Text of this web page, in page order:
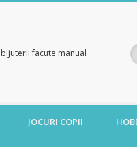
facute manual
JOCURI COPII